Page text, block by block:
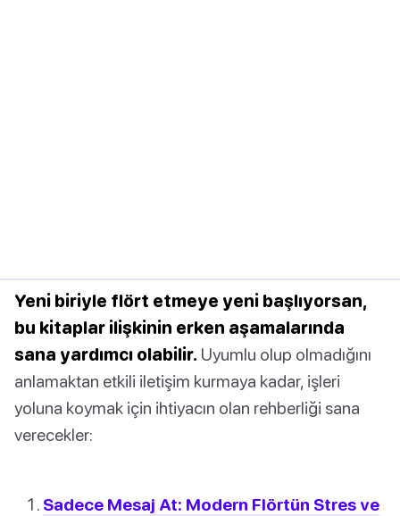
Yeni biriyle flört etmeye yeni başlıyorsan,
bu kitaplar ilişkinin erken aşamalarında
sana yardımcı olabilir. Uyumlu olup olmadığını
anlamaktan etkili iletişim kurmaya kadar, işleri
yoluna koymak için ihtiyacın olan rehberliği sana
verecekler:
Sadece Mesaj At: Modern Flörtün Stres ve